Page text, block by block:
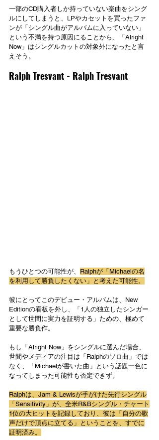
一部のCD購入者しか持っていない楽曲をシング
ルにしてしまうと、LPやカセットを買ったファ
ンが「シングル曲がアルバムに入っていない」
という不満を持つ原因にることから、「Alright
Now」はシングルカットの対象外になったと言
えそう。
Ralph Tresvant - Ralph Tresvant
もうひとつの可能性が、 Ralphが「Michaelの名
を利用して勝負したくない」と考えた可能性。
彼にとってこのデビュー・アルバムは、New
Editionの看板を外し、「1人の独立したシンガー
として世間に実力を証明する」ための、極めて
重要な勝負作。
もし「Alright Now」をシングルに選んだ場合、
世間やメディアの注目は「Ralphのソロ曲」では
なく、「Michaelが書いた曲」という話題一色に
なってしまった可能性も否定できず。
Ralphは、Jam & Lewisが手がけた先行シングル
「Sensitivity」 が、全米R&Bシングル・チャート
1位の大ヒットを記録しており、彼は「自分の歌
声だけで頂点に立てる」ということを、すでに
証明済み。